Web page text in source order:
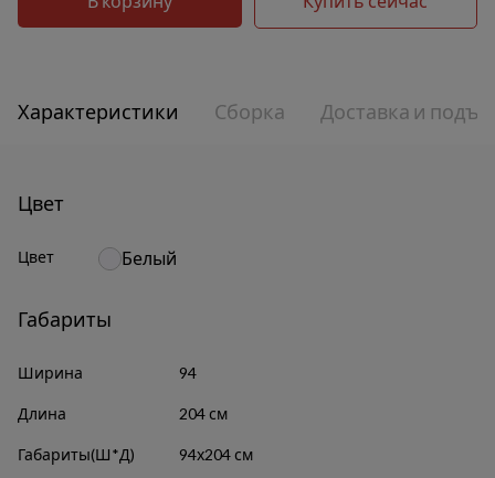
Характеристики Сборка Доставка и
Цвет
Цвет Белый
Габариты
Ширина 94
Длина 204 см
Габариты(Ш*Д) 94х204 см